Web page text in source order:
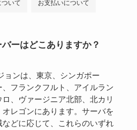
いて お支払いについて
ーはどこありますか？
ョンは、東京、シンガポー
、フランクフルト、アイルラン
ロ、ヴァージニア北部、北カリ
オレゴンにあります。サーバを
どに応じて、これらのいずれ